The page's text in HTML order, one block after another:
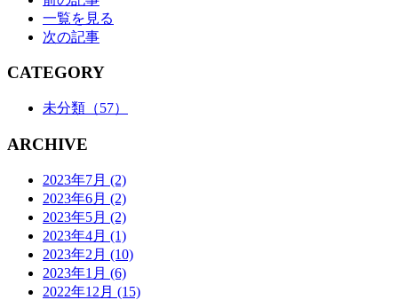
一覧を見る
次の記事
CATEGORY
未分類 （57）
ARCHIVE
2023年7月 (2)
2023年6月 (2)
2023年5月 (2)
2023年4月 (1)
2023年2月 (10)
2023年1月 (6)
2022年12月 (15)